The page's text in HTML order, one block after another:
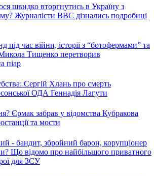
швидко вторгнутись в Україну з
Журналісти ВВС дізнались подробиці
під час війни, історії з “ботофермами” та
Тищенко перетворив
піар
Сергій Хлань про смерть
ОДА Геннадія Лагути
Єрмак забрав у відомства Кубракова
та мости
- бандит, збройний барон, корупціонер
Що відомо про найбільшого приватного
для ЗСУ